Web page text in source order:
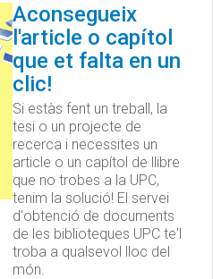
Aconsegueix
l'article o capítol
que et falta en un
clic!
Si estàs fent un treball, la
tesi o un projecte de
recerca i necessites un
article o un capítol de llibre
que no trobes a la UPC,
tenim la solució! El servei
d'obtenció de documents
de les biblioteques UPC te'l
troba a qualsevol lloc del
món.